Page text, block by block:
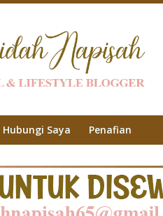
Hubungi Saya Penafian